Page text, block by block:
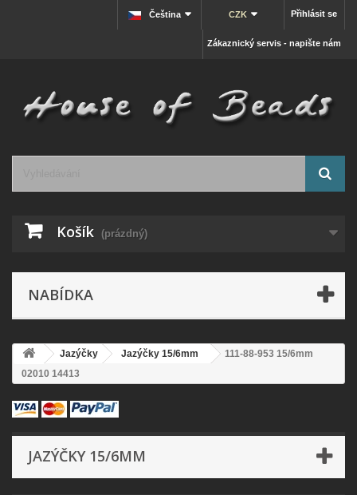
Přihlásit se
CZK
Čeština
Zákaznický servis - napište nám
Košík (prázdný)
NABÍDKA
Jazýčky Jazýčky 15/6mm
111-88-953 15/6mm
02010 14413
JAZÝČKY 15/6MM